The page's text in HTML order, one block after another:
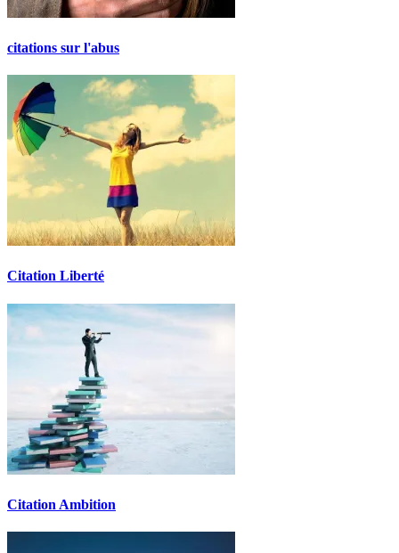
citations sur l'abus
Citation Liberté
Citation Ambition